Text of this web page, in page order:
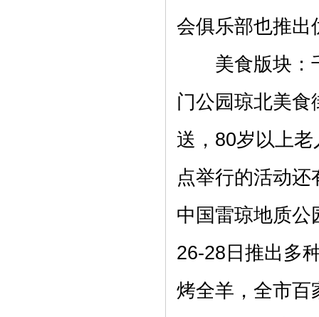
会俱乐部也推出
美食版块：千
门公园琼北美
送，80岁以上
点举行的活动
中国雷琼地质公
26-28日推出多
烤全羊，全市百